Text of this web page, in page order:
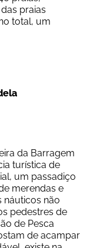
praias
total, um
da Barragem
turística de
um passadiço
merendas e
náuticos não
pedestres de
de Pesca
de acampar